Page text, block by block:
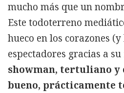
mucho más que un
Este todoterreno
hueco en los corazones
espectadores gracias a su
showman, tertuliano y
bueno, prácticamente